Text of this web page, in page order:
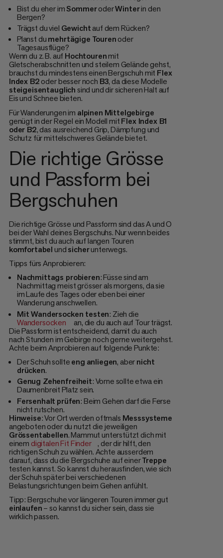
Bist du eher imSommeroderWinterin den
Bergen?
Trägst du viel Gewichtauf dem Rücken?
Planst dumehrtägige Tourenoder
Tagesausflüge?
Wenn du z. B. auf Hochtourenmit
Gletscherabschnitten und steilem Gelände gehst,
brauchst du mindestens einen Bergschuh mit Flex
Index B2oder besser noch B3, da diese Modelle
steigeisentauglichsind und dir sicheren Halt auf
Eis und Schnee bieten.
Für Wanderungen im alpinen Mittelgebirge
genügt in der Regel ein Modell mitFlex Index B1
oder B2, das ausreichend Grip, Dämpfung und
Schutz für mittelschweres Gelände bietet.
Die richtige Grösse
und Passform bei
Bergschuhen
Die richtige Grösse und Passform sind das A und O
bei der Wahl deines Bergschuhs. Nur wenn beides
stimmt, bist du auch auf langen Touren
komfortabelundsicherunterwegs.
Tipps fürs Anprobieren:
Nachmittags probieren: Füsse sind am
Nachmittag meist grösser als morgens, da sie
im Laufe des Tages oder eben bei einer
Wanderung anschwellen.
Mit Wandersocken testen: Zieh die
Wandersocken
an, die du auch auf Tour trägst.
Die Passform ist entscheidend, damit du auch
nach Stunden im Gebirge noch gerne weitergehst.
Achte beim Anprobieren auf folgende Punkte:
Der Schuh sollteeng anliegen, abernicht
drücken.
Genug Zehenfreiheit: Vorne sollte etwa ein
Daumenbreit Platz sein.
Fersenhalt prüfen: Beim Gehen darf die Ferse
nicht rutschen.
Hinweise: Vor Ort werden oftmals Messsysteme
angeboten oder du nutzt die jeweiligen
Grössentabellen. Mammut unterstützt dich mit
einem digitalen Fit Finder , der dir hilft, den
richtigen Schuh zu wählen. Achte ausserdem
darauf, dass du die Bergschuhe auf einerTreppe
testen kannst. So kannst du herausfinden, wie sich
der Schuh später bei verschiedenen
Belastungsrichtungen beim Gehen anfühlt.
Tipp: Bergschuhe vor längeren Touren immer gut
einlaufen– so kannst du sicher sein, dass sie
wirklich passen.